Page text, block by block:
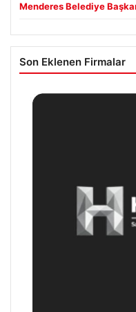
Menderes Belediye
Son Eklenen Firmalar